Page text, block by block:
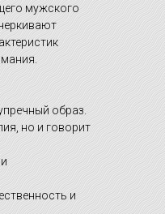
мужского
образ.
но и говорит
и